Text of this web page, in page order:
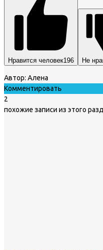
Нравится человек196 Не
Автор: Алена
Комментировать
2
похожие записи из этого